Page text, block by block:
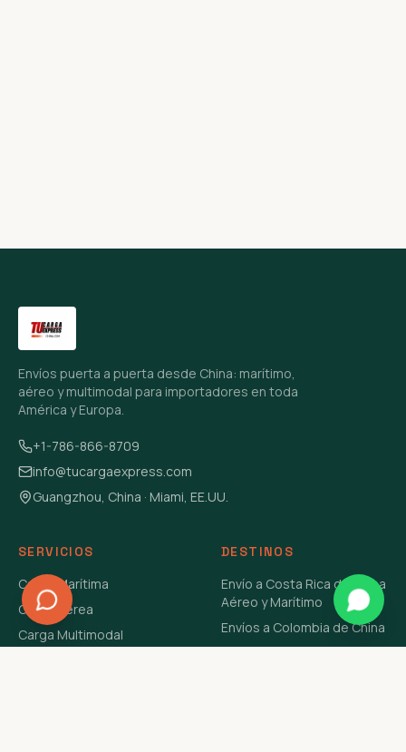
Envíos puerta a puerta desde China: marítimo,
aéreo y multimodal para importadores en toda
América y Europa.
+1-786-866-8709
info@tucargaexpress.com
Guangzhou, China · Miami, EE.UU.
SERVICIOS
Carga Marítima
Carga Aérea
Carga Multimodal
DESTINOS
Envío a Costa Rica de China
Aéreo y Marítimo
Envíos a Colombia de China